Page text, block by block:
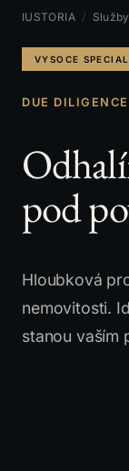
IUSTORIA / Služby
VYSOCE
DUE DILIGENCE
pod
Hloubková
nemovitosti.
stanou vaším